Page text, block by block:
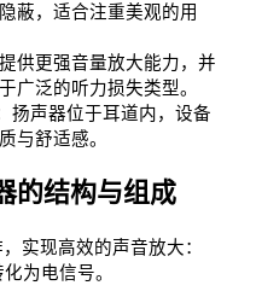
蔽，适合注重美观的用
供更强音量放大能力，并
广泛的听力损失类型。
扬声器位于耳道内，设备
与舒适感。
的结构与组成
实现高效的声音放大：
为电信号。